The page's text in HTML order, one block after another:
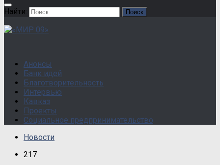
Найти:
Анонсы
Банк идей
Благотворительность
Интервью
Кавказ
Проекты
Социальное предпринимательство
Новости
217